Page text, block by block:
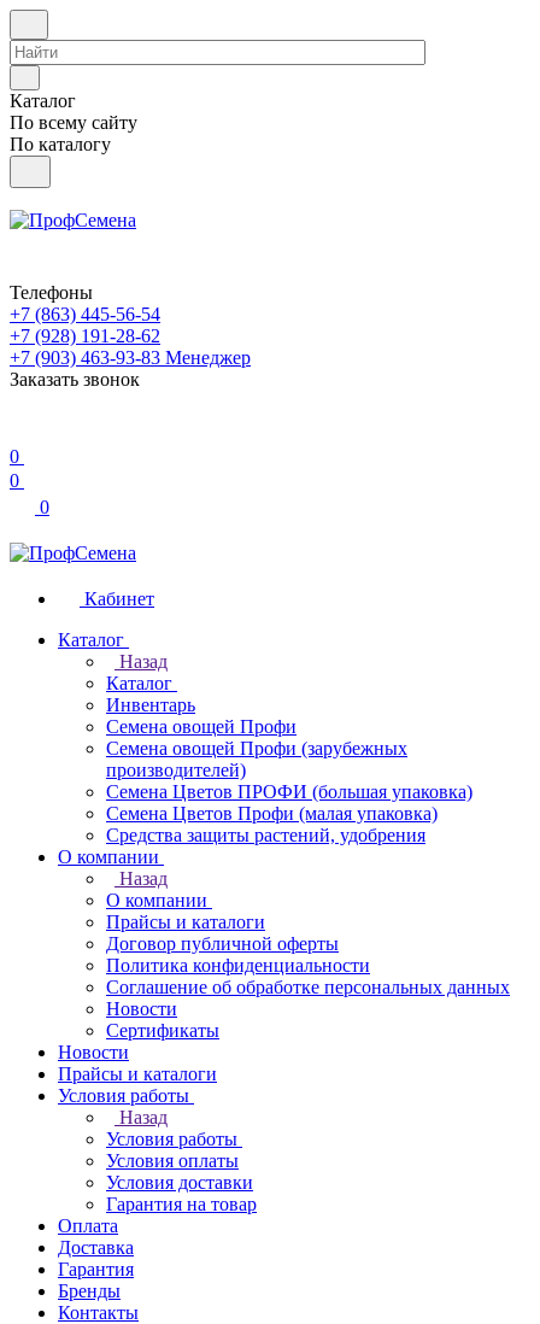
Каталог
По всему сайту
По каталогу
Телефоны
+7 (863) 445-56-54
+7 (928) 191-28-62
+7 (903) 463-93-83 Менеджер
Заказать звонок
0
0
0
Кабинет
Каталог
Назад
Каталог
Инвентарь
Семена овощей Профи
Семена овощей Профи (зарубежных
производителей)
Семена Цветов ПРОФИ (большая упаковка)
Семена Цветов Профи (малая упаковка)
Средства защиты растений, удобрения
О компании
Назад
О компании
Прайсы и каталоги
Договор публичной оферты
Политика конфиденциальности
Соглашение об обработке персональных данных
Новости
Сертификаты
Новости
Прайсы и каталоги
Условия работы
Назад
Условия работы
Условия оплаты
Условия доставки
Гарантия на товар
Оплата
Доставка
Гарантия
Бренды
Контакты